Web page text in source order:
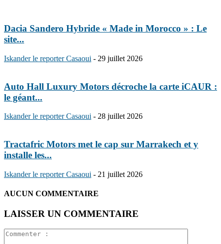
Dacia Sandero Hybride « Made in Morocco » : Le
site...
Iskander le reporter Casaoui - 29 juillet 2026
Auto Hall Luxury Motors décroche la carte iCAUR :
le géant...
Iskander le reporter Casaoui - 28 juillet 2026
Tractafric Motors met le cap sur Marrakech et y
installe les...
Iskander le reporter Casaoui - 21 juillet 2026
AUCUN COMMENTAIRE
LAISSER UN COMMENTAIRE